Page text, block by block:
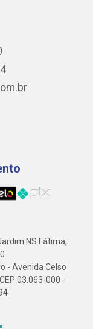
NS Fátima,
- Avenida Celso
03.063-000 -